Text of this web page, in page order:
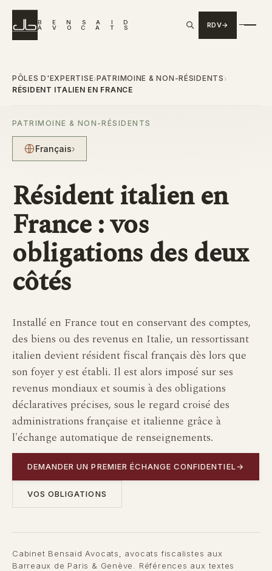
B E N S A I
D
A
V O C A T S RDV
PÔLES D'EXPERTISE›PATRIMOINE & NON-RÉSIDENTS ›
RÉSIDENT ITALIEN EN FRANCE
PATRIMOINE & NON-RÉSIDENTS
Français›
Résident italien en
France : vos
obligations des deux
côtés
Installé en France tout en conservant des comptes,
des biens ou des revenus en Italie, un ressortissant
italien devient résident fiscal français dès lors que
son foyer y est établi. Il est alors imposé sur ses
revenus mondiaux et soumis à des obligations
déclaratives précises, sous le regard croisé des
administrations française et italienne grâce à
l'échange automatique de renseignements.
DEMANDER UN PREMIER ÉCHANGE CONFIDENTIEL→
VOS OBLIGATIONS
Cabinet Bensaid Avocats, avocats fiscalistes aux
Barreaux de Paris & Genève. Références aux textes